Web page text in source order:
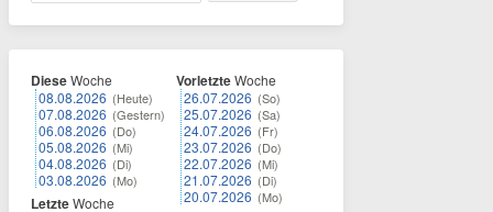
DieseWoche
08.08.2026 (Heute)
07.08.2026 (Gestern)
06.08.2026 (Do)
05.08.2026 (Mi)
04.08.2026 (Di)
03.08.2026 (Mo)
LetzteWoche
VorletzteWoche
26.07.2026 (So)
25.07.2026 (Sa)
24.07.2026 (Fr)
23.07.2026 (Do)
22.07.2026 (Mi)
21.07.2026 (Di)
20.07.2026 (Mo)